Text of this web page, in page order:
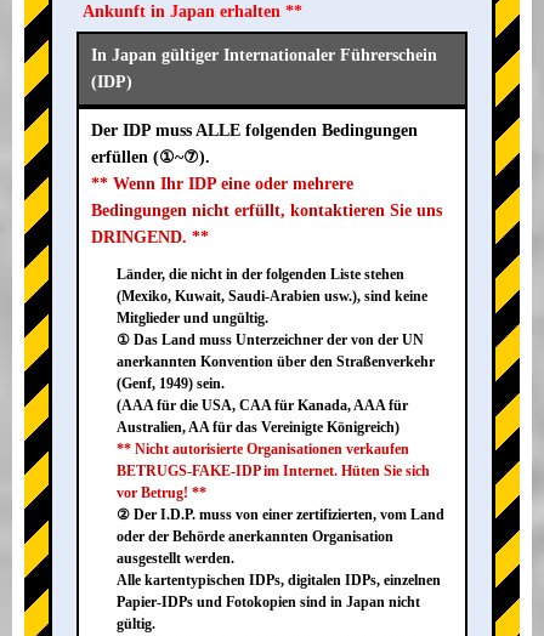
Ankunft in Japan erhalten **
In Japan gültiger Internationaler Führerschein
(IDP)
Der IDP muss ALLE folgenden Bedingungen
erfüllen (①~⑦).
** Wenn Ihr IDP eine oder mehrere
Bedingungen nicht erfüllt, kontaktieren Sie uns
DRINGEND. **
Länder, die nicht in der folgenden Liste stehen
(Mexiko, Kuwait, Saudi-Arabien usw.), sind keine
Mitglieder und ungültig.
① Das Land muss Unterzeichner der von der UN
anerkannten Konvention über den Straßenverkehr
(Genf, 1949) sein.
(AAA für die USA, CAA für Kanada, AAA für
Australien, AA für das Vereinigte Königreich)
** Nicht autorisierte Organisationen verkaufen
BETRUGS-FAKE-IDP im Internet. Hüten Sie sich
vor Betrug! **
② Der I.D.P. muss von einer zertifizierten, vom Land
oder der Behörde anerkannten Organisation
ausgestellt werden.
Alle kartentypischen IDPs, digitalen IDPs, einzelnen
Papier-IDPs und Fotokopien sind in Japan nicht
gültig.